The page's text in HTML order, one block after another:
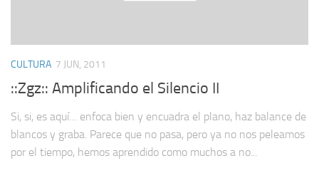
CULTURA 7 JUN, 2011
::Zgz:: Amplificando el Silencio II
Si, si, es aquí… enfoca bien y encuadra el plano, haz balance de
blancos y graba. Parece que no pasa, pero ya no nos peleamos
por el tiempo, hemos aprendido como muchos a no...